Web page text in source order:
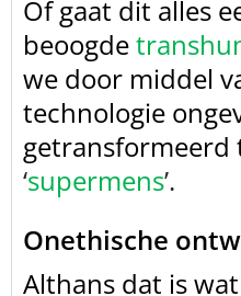
Of gaat dit alles
beoogde
we door middel
technologie
getransformeerd
‘supermens’.
Onethische
Althans dat is